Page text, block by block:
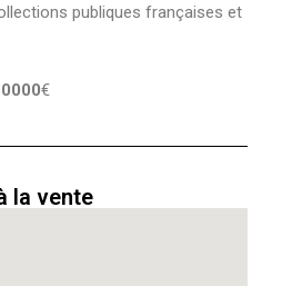
publiques françaises et
€
la vente